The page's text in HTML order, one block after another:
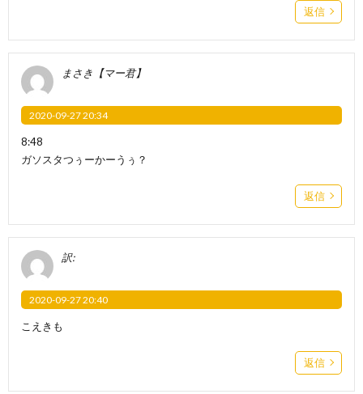
返信
まさき【マー君】
2020-09-27 20:34
8:48
ガソスタつぅーかーうぅ？
返信
訳:
2020-09-27 20:40
こえきも
返信